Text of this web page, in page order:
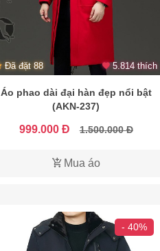
Đã đặt 88 5.814 thích
Áo phao dài đại hàn đẹp nổi bật
(AKN-237)
999.000 Đ 1.500.000 Đ
Mua áo
- 40%